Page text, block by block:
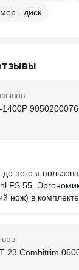
- диск
9050200076
него я
FS 55.
нож) в
есть в
с
на кожухе
23 Combitrim